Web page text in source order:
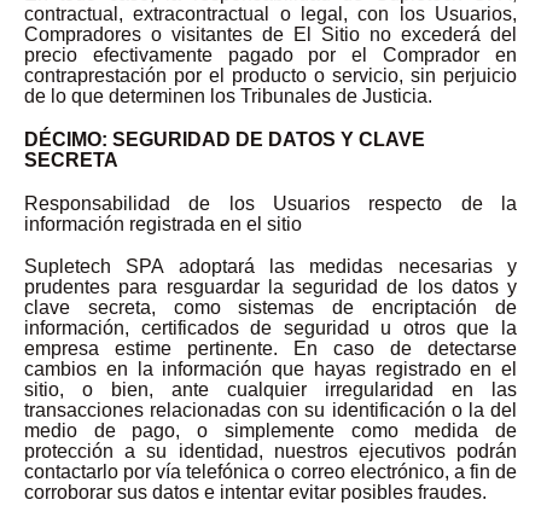
contractual, extracontractual o legal, con los Usuarios,
Compradores o visitantes de El Sitio no excederá del
precio efectivamente pagado por el Comprador en
contraprestación por el producto o servicio, sin perjuicio
de lo que determinen los Tribunales de Justicia.
DÉCIMO: SEGURIDAD DE DATOS Y CLAVE
SECRETA
Responsabilidad de los Usuarios respecto de la
información registrada en el sitio
Supletech SPA adoptará las medidas necesarias y
prudentes para resguardar la seguridad de los datos y
clave secreta, como sistemas de encriptación de
información, certificados de seguridad u otros que la
empresa estime pertinente. En caso de detectarse
cambios en la información que hayas registrado en el
sitio, o bien, ante cualquier irregularidad en las
transacciones relacionadas con su identificación o la del
medio de pago, o simplemente como medida de
protección a su identidad, nuestros ejecutivos podrán
contactarlo por vía telefónica o correo electrónico, a fin de
corroborar sus datos e intentar evitar posibles fraudes.